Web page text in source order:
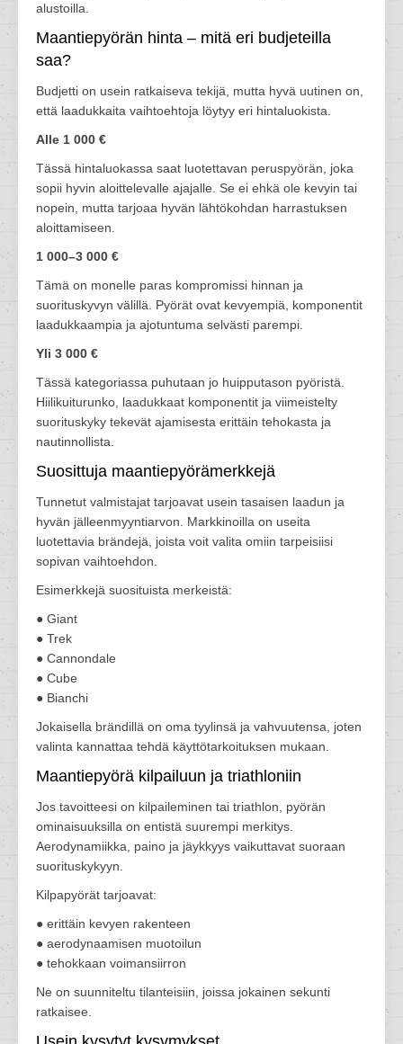
alustoilla.
Maantiepyörän hinta – mitä eri budjeteilla
saa?
Budjetti on usein ratkaiseva tekijä, mutta hyvä uutinen on,
että laadukkaita vaihtoehtoja löytyy eri hintaluokista.
Alle 1 000 €
Tässä hintaluokassa saat luotettavan peruspyörän, joka
sopii hyvin aloittelevalle ajajalle. Se ei ehkä ole kevyin tai
nopein, mutta tarjoaa hyvän lähtökohdan harrastuksen
aloittamiseen.
1 000–3 000 €
Tämä on monelle paras kompromissi hinnan ja
suorituskyvyn välillä. Pyörät ovat kevyempiä, komponentit
laadukkaampia ja ajotuntuma selvästi parempi.
Yli 3 000 €
Tässä kategoriassa puhutaan jo huipputason pyöristä.
Hiilikuiturunko, laadukkaat komponentit ja viimeistelty
suorituskyky tekevät ajamisesta erittäin tehokasta ja
nautinnollista.
Suosittuja maantiepyörämerkkejä
Tunnetut valmistajat tarjoavat usein tasaisen laadun ja
hyvän jälleenmyyntiarvon. Markkinoilla on useita
luotettavia brändejä, joista voit valita omiin tarpeisiisi
sopivan vaihtoehdon.
Esimerkkejä suosituista merkeistä:
● Giant
● Trek
● Cannondale
● Cube
● Bianchi
Jokaisella brändillä on oma tyylinsä ja vahvuutensa, joten
valinta kannattaa tehdä käyttötarkoituksen mukaan.
Maantiepyörä kilpailuun ja triathloniin
Jos tavoitteesi on kilpaileminen tai triathlon, pyörän
ominaisuuksilla on entistä suurempi merkitys.
Aerodynamiikka, paino ja jäykkyys vaikuttavat suoraan
suorituskykyyn.
Kilpapyörät tarjoavat:
● erittäin kevyen rakenteen
● aerodynaamisen muotoilun
● tehokkaan voimansiirron
Ne on suunniteltu tilanteisiin, joissa jokainen sekunti
ratkaisee.